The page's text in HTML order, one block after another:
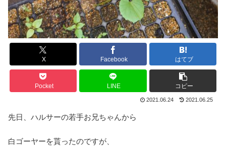
X Facebook はてブ
Pocket LINE コピー
2021.06.24 2021.06.25
先日、ハルサーの若手お兄ちゃんから
白ゴーヤーを貰ったのですが、